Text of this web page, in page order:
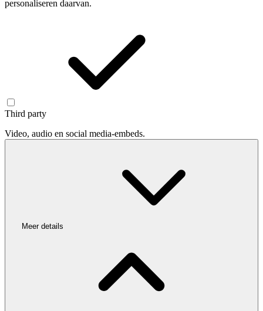
personaliseren daarvan.
Third party
Video, audio en social media-embeds.
Meer details